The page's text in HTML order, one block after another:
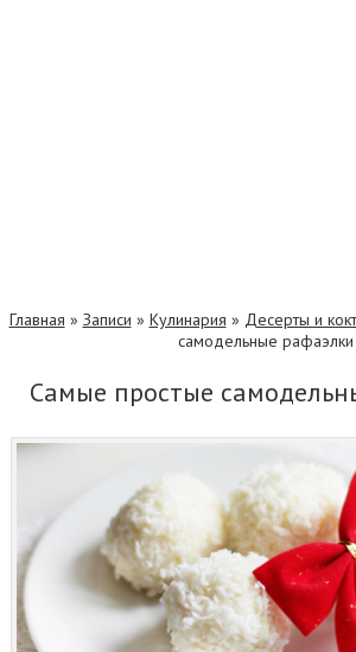
Главная » Записи » Кулинария » Десерты и
самодельные рафаэлки
Самые простые